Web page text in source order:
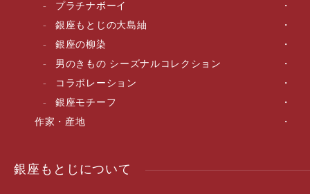
プラチナボーイ
銀座もとじの大島紬
銀座の柳染
男のきもの シーズナルコレクション
コラボレーション
銀座モチーフ
作家・産地
銀座もとじについて